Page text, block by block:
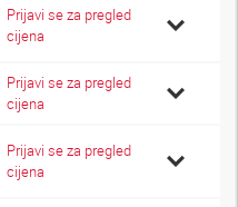
Prijavi se za pregled
cijena
Prijavi se za pregled
cijena
Prijavi se za pregled
cijena